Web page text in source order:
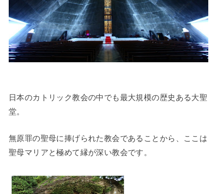
日本のカトリック教会の中でも最大規模の歴史ある大聖
堂。
無原罪の聖母に捧げられた教会であることから、ここは
聖母マリアと極めて縁が深い教会です。